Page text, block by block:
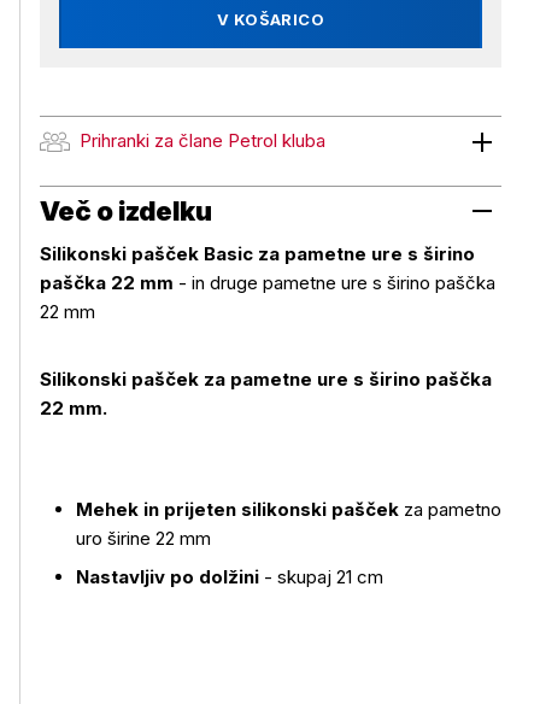
V KOŠARICO
Prihranki za člane Petrol kluba
Prihranki za člane Petrol kluba
Več o izdelku
Silikonski pašček Basic za pametne ure s širino
paščka 22 mm - in druge pametne ure s širino paščka
22 mm
Silikonski pašček za pametne ure s širino paščka
22 mm.
Mehek in prijeten silikonski pašček za pametno
uro širine 22 mm
Nastavljiv po dolžini - skupaj 21 cm